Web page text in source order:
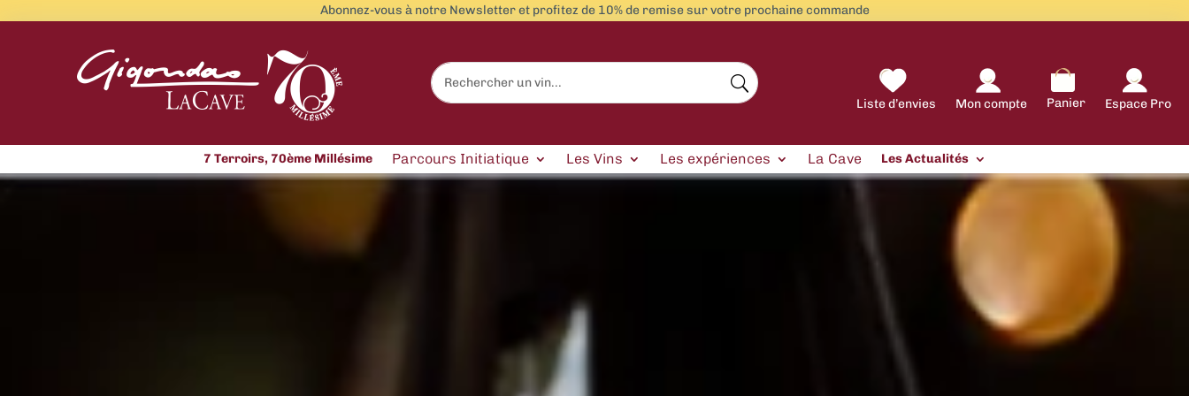
Abonnez-vous à notre Newsletter et profitez de 10% de remise sur votre prochaine commande
Liste d’envies Mon compte Panier Espace Pro
7 Terroirs, 70ème Millésime Parcours Initiatique Les Vins Les expériences La Cave Les Actualités